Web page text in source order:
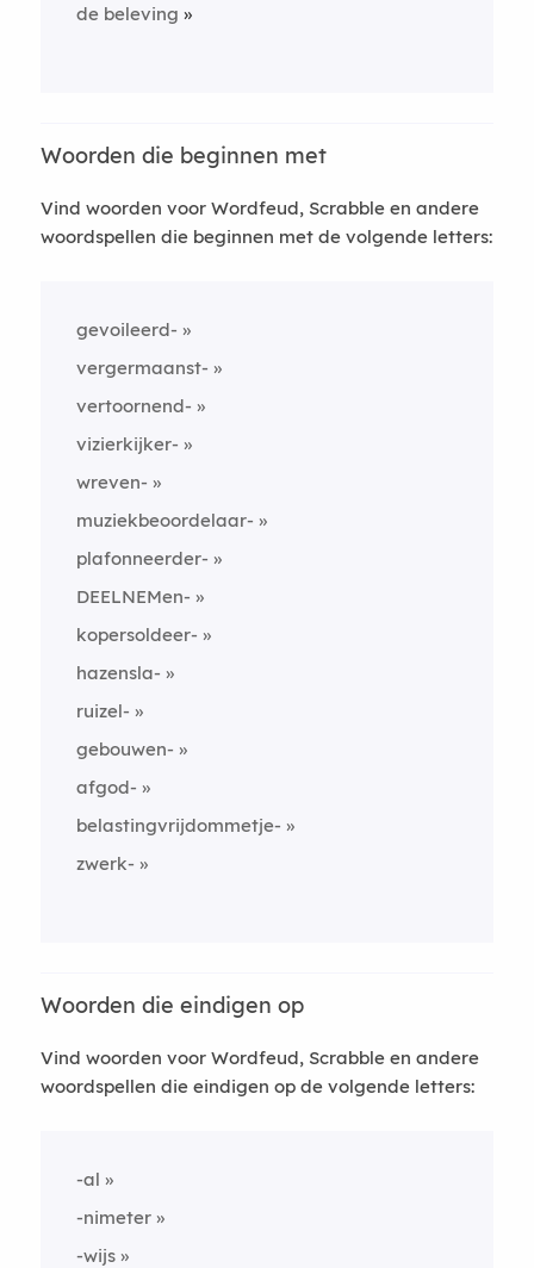
de beleving
Woorden die beginnen met
Vind woorden voor Wordfeud, Scrabble en andere
woordspellen die beginnen met de volgende letters:
gevoileerd-
vergermaanst-
vertoornend-
vizierkijker-
wreven-
muziekbeoordelaar-
plafonneerder-
DEELNEMen-
kopersoldeer-
hazensla-
ruizel-
gebouwen-
afgod-
belastingvrijdommetje-
zwerk-
Woorden die eindigen op
Vind woorden voor Wordfeud, Scrabble en andere
woordspellen die eindigen op de volgende letters:
-al
-nimeter
-wijs